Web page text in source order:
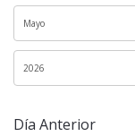
Día Anterior